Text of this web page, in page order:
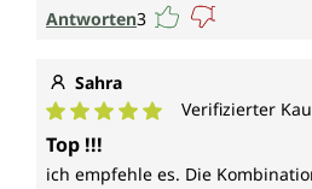
Antworten3
Sahra
Durchschnittliche Bewertung
Verifizierter
Top !!!
ich empfehle es. Die